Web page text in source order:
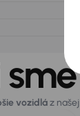
vozidláz